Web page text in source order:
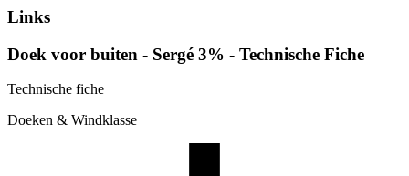
Links
Doek voor buiten - Sergé 3% - Technische Fiche
Technische fiche
Doeken & Windklasse